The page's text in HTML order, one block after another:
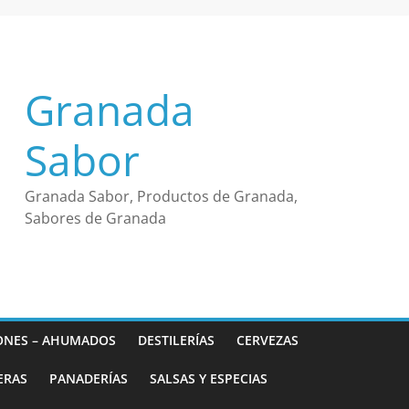
Granada
Sabor
Granada Sabor, Productos de Granada,
Sabores de Granada
– AHUMADOS DESTILERÍAS CERVEZAS
PANADERÍAS SALSAS Y ESPECIAS